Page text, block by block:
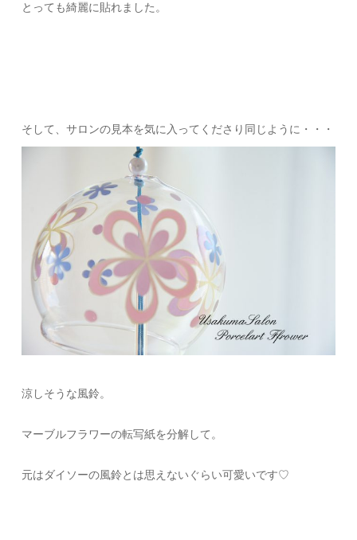
とっても綺麗に貼れました。
そして、サロンの見本を気に入ってくださり同じように・・・
涼しそうな風鈴。
マーブルフラワーの転写紙を分解して。
元はダイソーの風鈴とは思えないぐらい可愛いです♡